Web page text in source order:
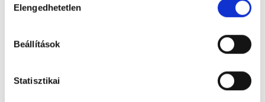
szabályzat:https://foglaljorvost.hu/info/foglaljorvost-
kiválasztása
Elengedhetetlen
Beállítások
Statisztikai
Laboráns orvos